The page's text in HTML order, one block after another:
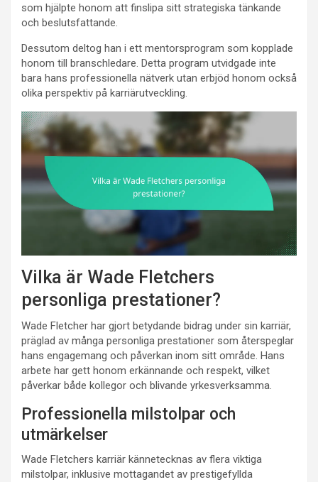
som hjälpte honom att finslipa sitt strategiska tänkande
och beslutsfattande.
Dessutom deltog han i ett mentorsprogram som kopplade
honom till branschledare. Detta program utvidgade inte
bara hans professionella nätverk utan erbjöd honom också
olika perspektiv på karriärutveckling.
Vilka är Wade Fletchers
personliga prestationer?
Wade Fletcher har gjort betydande bidrag under sin karriär,
präglad av många personliga prestationer som återspeglar
hans engagemang och påverkan inom sitt område. Hans
arbete har gett honom erkännande och respekt, vilket
påverkar både kollegor och blivande yrkesverksamma.
Professionella milstolpar och
utmärkelser
Wade Fletchers karriär kännetecknas av flera viktiga
milstolpar, inklusive mottagandet av prestigefyllda